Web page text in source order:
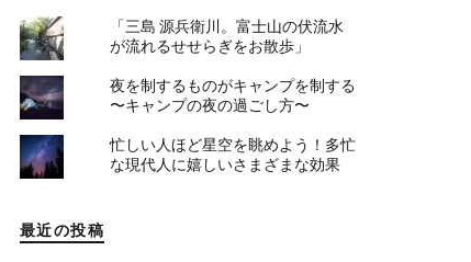
「三島 源兵衛川。富士山の伏流水
が流れるせせらぎをお散歩」
夜を制するものがキャンプを制する
〜キャンプの夜の過ごし方〜
忙しい人ほど星空を眺めよう！多忙
な現代人に嬉しいさまざまな効果
最近の投稿